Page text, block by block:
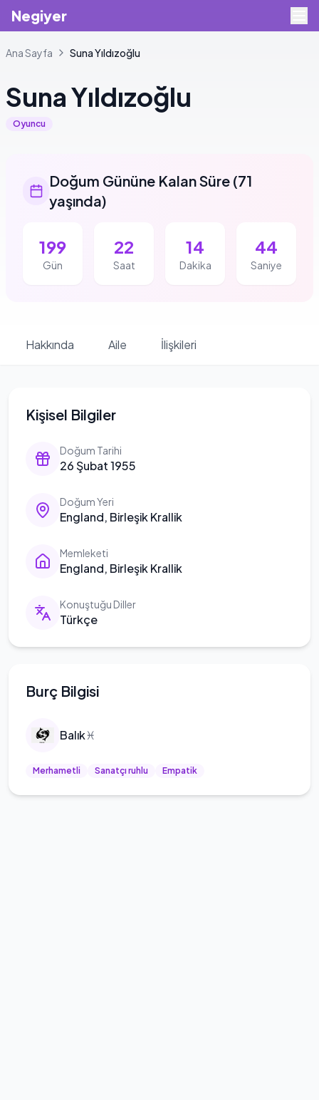
Negiyer
Ana Sayfa SunaYıldızoğlu
SunaYıldızoğlu
Oyuncu
Doğum Gününe Kalan Süre (71
yaşında)
199
Gün
22
Saat
14
Dakika
44
Saniye
Hakkında Aile İlişkileri
Kişisel Bilgiler
Doğum Tarihi
26 Şubat 1955
Doğum Yeri
England, Birleşik Krallik
Memleketi
England, Birleşik Krallik
Konuştuğu Diller
Türkçe
Burç Bilgisi
Balık♓
Merhametli Sanatçı ruhlu Empatik